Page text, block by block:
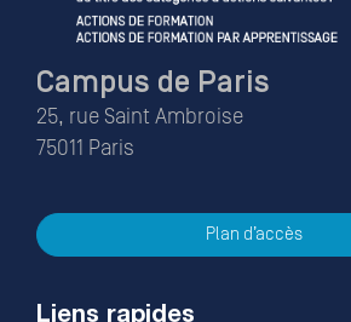
Campus de Paris
25, rue Saint Ambroise
75011 Paris
Plan d’accès
Liens rapides